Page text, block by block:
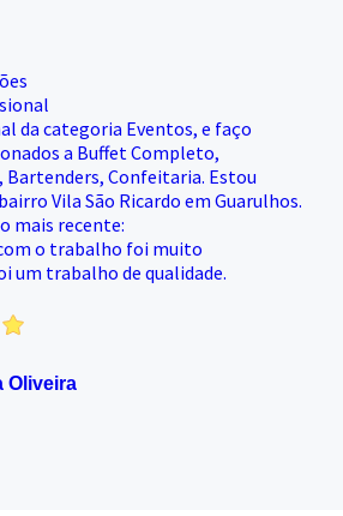
da categoria Eventos, e faço
a Buffet Completo,
Bartenders, Confeitaria. Estou
Vila São Ricardo em Guarulhos.
mais recente:
o trabalho foi muito
um trabalho de qualidade.
Oliveira